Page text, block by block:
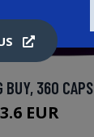
BUY, 360 CAPS
EUR